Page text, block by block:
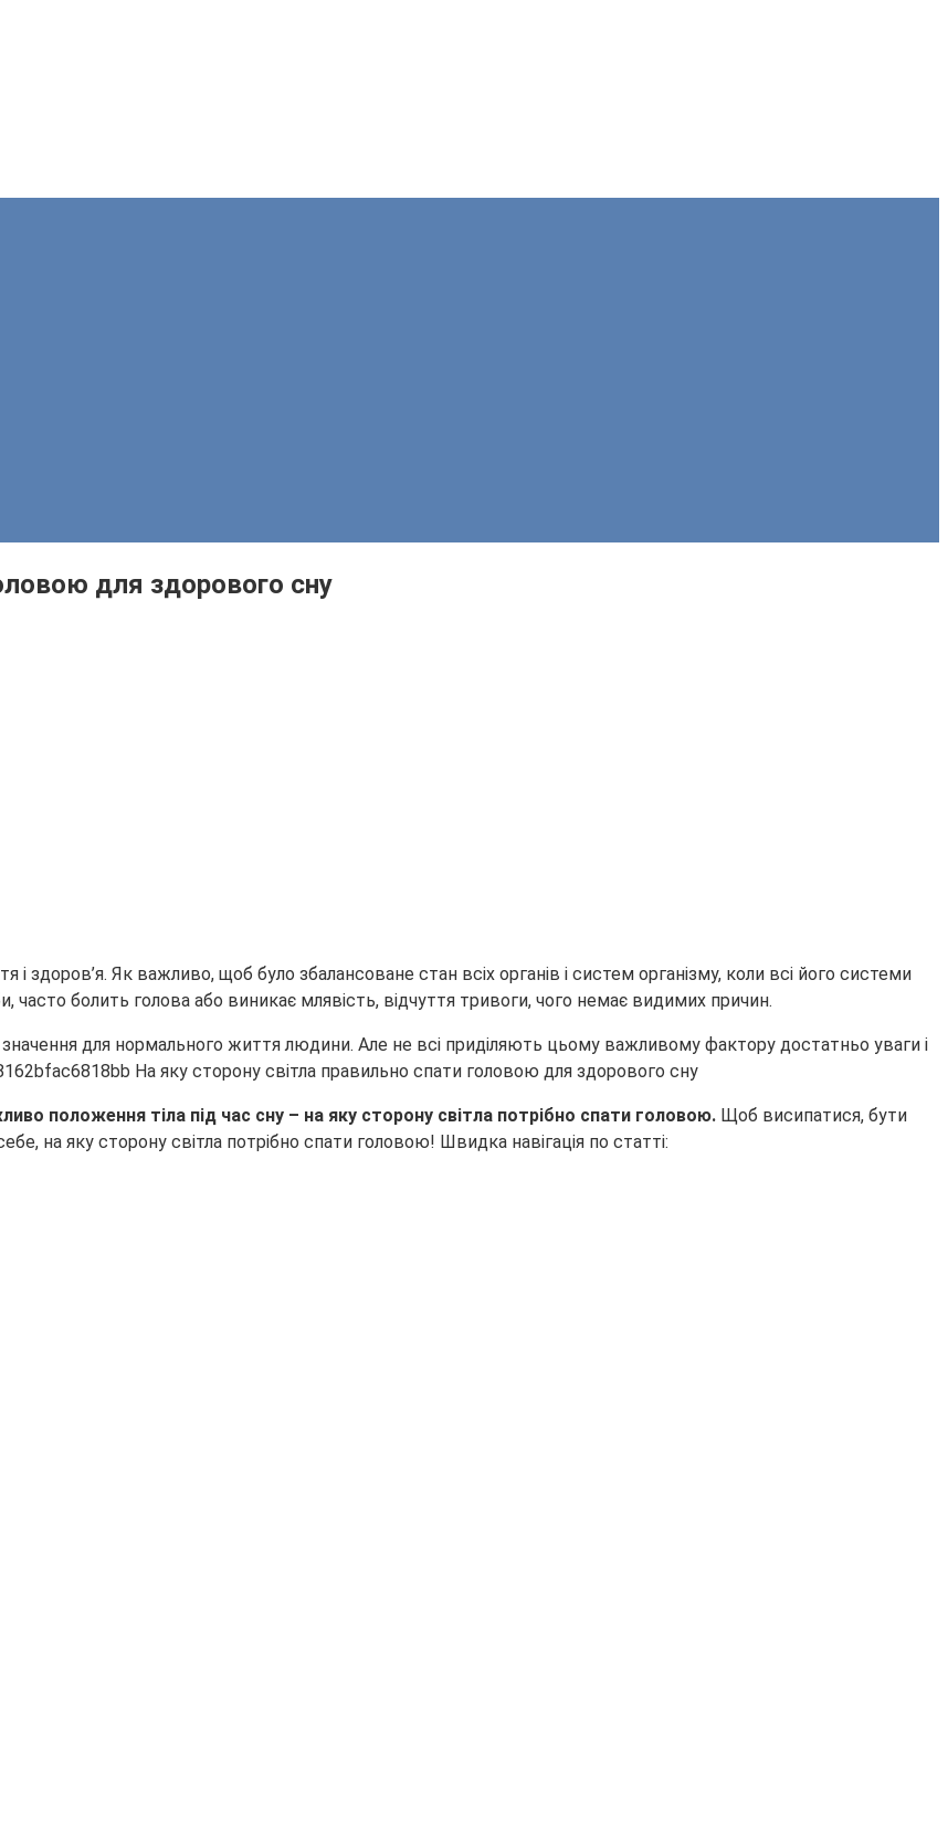
для здорового сну
Як важливо, щоб було збалансоване стан всіх органів і систем організму, коли всі його системи
болить голова або виникає млявість, відчуття тривоги, чого немає видимих причин.
для нормального життя людини. Але не всі приділяють цьому важливому фактору достатньо уваги і
положення тіла під час сну – на яку сторону світла потрібно спати головою. Щоб висипатися, бути
на яку сторону світла потрібно спати головою! Швидка навігація по статті: